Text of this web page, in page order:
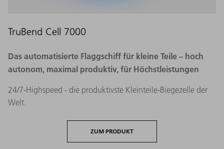
TruBend Cell 7000
Das automatisierte Flaggschiff für kleine Teile – hoch
autonom, maximal produktiv, für Höchstleistungen
24/7-Highspeed - die produktivste Kleinteile-Biegezelle der
Welt.
ZUM PRODUKT